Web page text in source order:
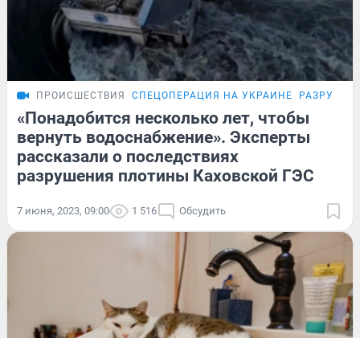
ПРОИСШЕСТВИЯ СПЕЦОПЕРАЦИЯ НА УКРАИНЕ
«Понадобится несколько лет, чтобы
вернуть водоснабжение». Эксперты
рассказали о последствиях
разрушения плотины Каховской ГЭС
7 июня, 2023, 09:00 1 516 Обсудить